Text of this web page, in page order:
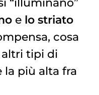
“illuminano”
e lo striato
cosa
altri tipi di
la più alta fra